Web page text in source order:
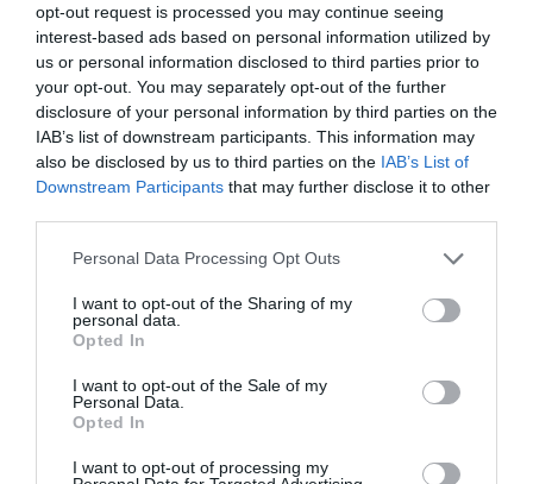
opt-out request is processed you may continue seeing
interest-based ads based on personal information utilized by
us or personal information disclosed to third parties prior to
your opt-out. You may separately opt-out of the further
disclosure of your personal information by third parties on the
IAB’s list of downstream participants. This information may
also be disclosed by us to third parties on the IAB’s List of
Downstream Participants that may further disclose it to other
Please note that this website/app uses one or more Google
not limited to your visit or usage behaviour. You may click to
grant or deny consent to Google and its third-party tags to
use your data for below specified purposes in below Google
consent section.
Personal Data Processing Opt Outs
I want to opt-out of the Sharing of my
personal data.
Opted In
I want to opt-out of the Sale of my
Personal Data.
Opted In
I want to opt-out of processing my
Forrás: Blikk
Megosztás: Facebook Twitter Pinterest